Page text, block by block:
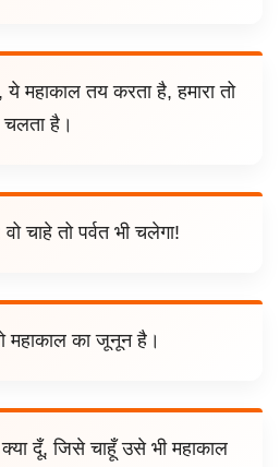
महाकाल तय करता है, हमारा तो
चलता है।
वो चाहे तो पर्वत भी चलेगा!
महाकाल का जूनून है।
क्या दूँ, जिसे चाहूँ उसे भी महाकाल